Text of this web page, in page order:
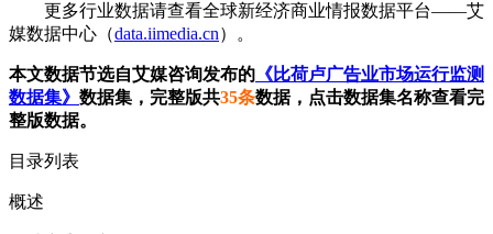
更多行业数据请查看全球新经济商业情报数据平台——艾
媒数据中心（data.iimedia.cn）。
本文数据节选自艾媒咨询发布的 《比荷卢广告业市场运行监测
数据集》 数据集，完整版共35条数据，点击数据集名称查看完
整版数据。
目录列表
概述